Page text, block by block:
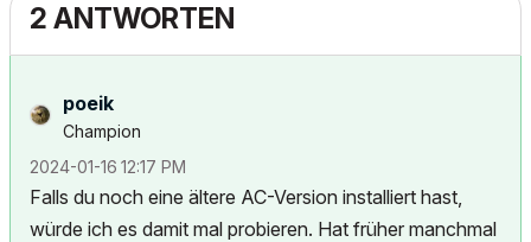
2 ANTWORTEN
poeik
Champion
‎2024-01-16 12:17 PM
Falls du noch eine ältere AC-Version installiert hast,
würde ich es damit mal probieren. Hat früher manchmal